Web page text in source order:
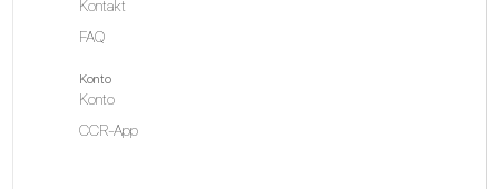
Kontakt
FAQ
Konto
Konto
CCR-App